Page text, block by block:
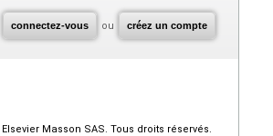
connectez-vous ou créez un compte
Masson SAS. Tous droits réservés.